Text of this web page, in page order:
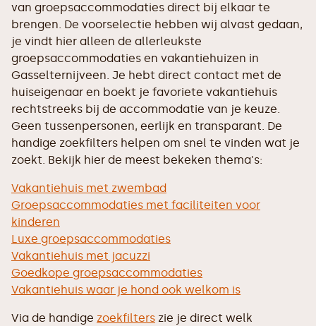
van groepsaccommodaties direct bij elkaar te
brengen. De voorselectie hebben wij alvast gedaan,
je vindt hier alleen de allerleukste
groepsaccommodaties en vakantiehuizen in
Gasselternijveen. Je hebt direct contact met de
huiseigenaar en boekt je favoriete vakantiehuis
rechtstreeks bij de accommodatie van je keuze.
Geen tussenpersonen, eerlijk en transparant. De
handige zoekfilters helpen om snel te vinden wat je
zoekt. Bekijk hier de meest bekeken thema's:
Vakantiehuis met zwembad
Groepsaccommodaties met faciliteiten voor
kinderen
Luxe groepsaccommodaties
Vakantiehuis met jacuzzi
Goedkope groepsaccommodaties
Vakantiehuis waar je hond ook welkom is
Via de handige zoekfilters zie je direct welk